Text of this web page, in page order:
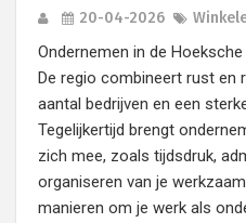
20-04-2026
Ondernemen in de
De regio combineert rust en
aantal bedrijven en een
Tegelijkertijd brengt
zich mee, zoals tijdsdruk,
organiseren van je
manieren om je werk als